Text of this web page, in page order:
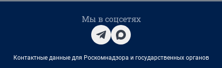
Мы в соцсетях
Контактные данные для Роскомнадзора и государственных органов